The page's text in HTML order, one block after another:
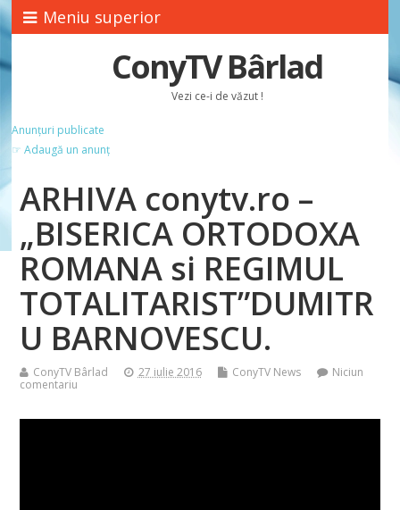
Meniu superior
ConyTV Bârlad
Vezi ce-i de văzut !
Anunțuri publicate
☞ Adaugă un anunț
ARHIVA conytv.ro –
„BISERICA ORTODOXA
ROMANA si REGIMUL
TOTALITARIST”DUMITR
U BARNOVESCU.
ConyTV Bârlad 27 iulie 2016 ConyTV News
Niciun
comentariu